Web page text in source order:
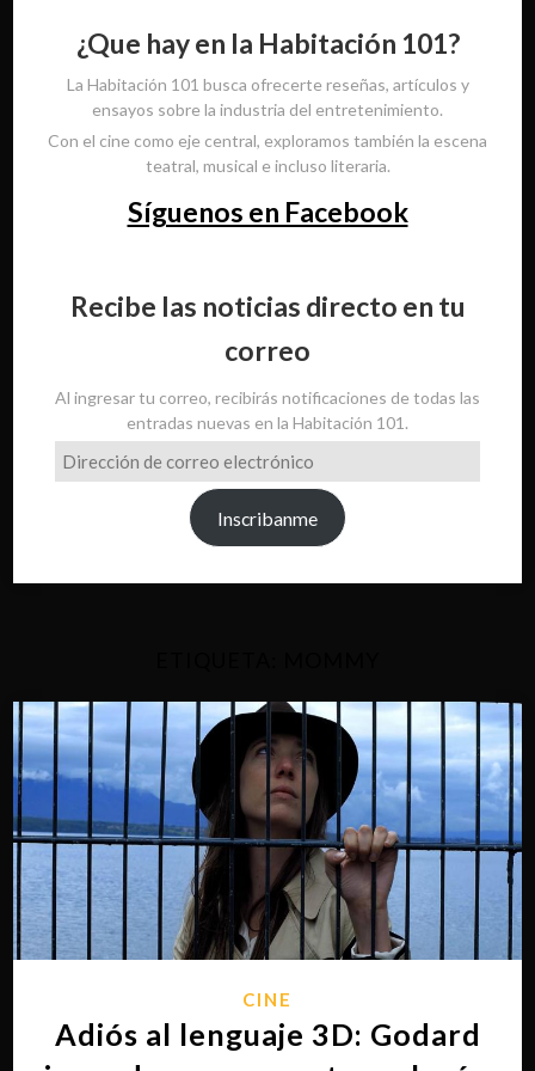
¿Que hay en la Habitación 101?
La Habitación 101 busca ofrecerte reseñas, artículos y
ensayos sobre la industria del entretenimiento.
Con el cine como eje central, exploramos también la escena
teatral, musical e incluso literaria.
Síguenos en Facebook
Recibe las noticias directo en tu
correo
Al ingresar tu correo, recibirás notificaciones de todas las
entradas nuevas en la Habitación 101.
Dirección
de
Inscribanme
CINE
Adiós al lenguaje 3D: Godard